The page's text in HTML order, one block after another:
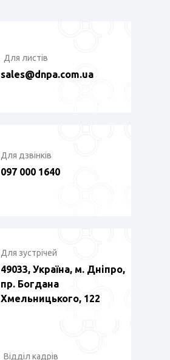
Для листів
sales@dnpa.com.ua
Для дзвінків
097 000 1640
Для зустрічей
49033, Україна, м. Дніпро,
пр. Богдана
Хмельницького, 122
Відділ кадрів